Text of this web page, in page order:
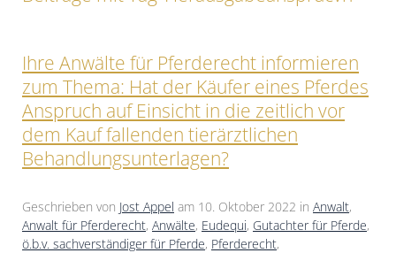
Ihre Anwälte für Pferderecht informieren
zum Thema: Hat der Käufer eines Pferdes
Anspruch auf Einsicht in die zeitlich vor
dem Kauf fallenden tierärztlichen
Behandlungsunterlagen?
Geschrieben von Jost Appel am 10. Oktober 2022 in Anwalt,
Anwalt für Pferderecht, Anwälte, Eudequi, Gutachter für Pferde,
ö.b.v. sachverständiger für Pferde, Pferderecht,